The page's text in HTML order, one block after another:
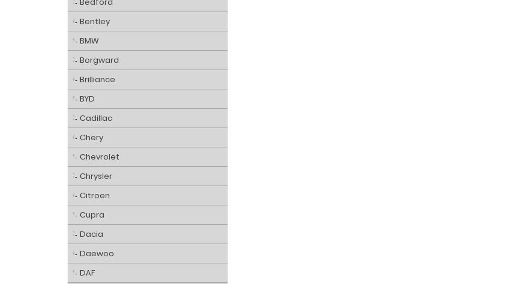
Bentley
BMW
Borgward
Brilliance
BYD
Cadillac
Chery
Chevrolet
Chrysler
Citroen
Cupra
Dacia
Daewoo
DAF